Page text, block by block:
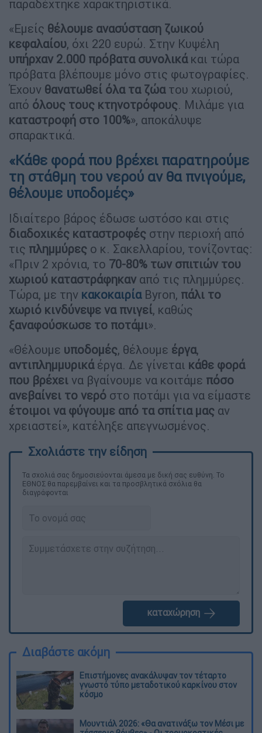
παραδέχτηκε χαρακτηριστικά.
«Εμείς θέλουμε ανασύσταση ζωικού
κεφαλαίου, όχι 220 ευρώ. Στην Κυψέλη
υπήρχαν 2.000 πρόβατα συνολικάκαι τώρα
πρόβατα βλέπουμε μόνο στις φωτογραφίες.
Έχουν θανατωθεί όλα τα ζώατου χωριού,
από όλους τους κτηνοτρόφους. Μιλάμε για
καταστροφή στο 100%», αποκάλυψε
σπαρακτικά.
«Κάθε φορά που βρέχει παρατηρούμε
τη στάθμη του νερού αν θα πνιγούμε,
θέλουμε υποδομές»
Ιδιαίτερο βάρος έδωσε ωστόσο και στις
διαδοχικές καταστροφές στην περιοχή από
τις πλημμύρες ο κ. Σακελλαρίου, τονίζοντας:
«Πριν 2 χρόνια, το 70-80% των σπιτιών του
χωριού καταστράφηκαν από τις πλημμύρες.
Τώρα, με την κακοκαιρίαByron, πάλι το
χωριό κινδύνεψε να πνιγεί, καθώς
ξαναφούσκωσε το ποτάμι».
«Θέλουμε υποδομές, θέλουμε έργα,
αντιπλημμυρικάέργα. Δε γίνεται κάθε φορά
που βρέχει να βγαίνουμε να κοιτάμε πόσο
ανεβαίνει το νερό στο ποτάμι για να είμαστε
έτοιμοι να φύγουμε από τα σπίτια μας αν
χρειαστεί», κατέληξε απεγνωσμένος.
Τα σχολιά σας δημοσιεύονται άμεσα με δική σας ευθύνη. Το
ΕΘΝΟΣ θα παρεμβαίνει και τα προσβλητικά σχόλια θα
διαγράφονται
καταχώρηση
Διαβάστε ακόμη
Επιστήμονες ανακάλυψαν τον τέταρτο
γνωστό τύπο μεταδοτικού καρκίνου στον
κόσμο
Μουντιάλ 2026: «Θα ανατινάξω τον Μέσι με